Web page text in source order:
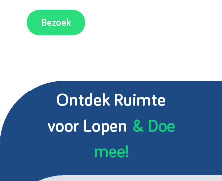
Bezoek
Ontdek Ruimte
voor Lopen & Doe
mee!